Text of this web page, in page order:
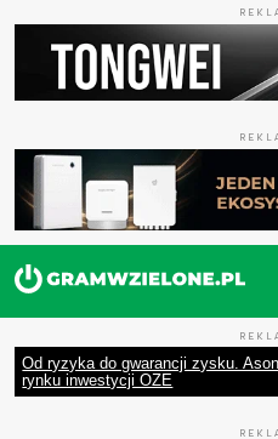
Od ryzyka do gwarancji zysku.
rynku inwestycji OZE